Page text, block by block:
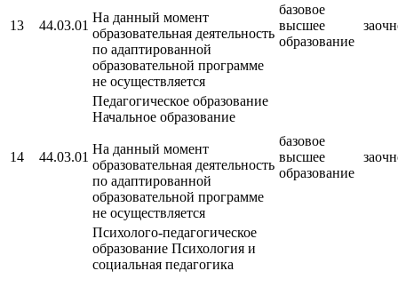
13 44.03.01
На данный момент
образовательная деятельность
по адаптированной
образовательной программе
не осуществляется
базовое
высшее
образование
14 44.03.01
Педагогическое образование
Начальное образование
На данный момент
образовательная деятельность
по адаптированной
образовательной программе
не осуществляется
базовое
высшее
образование
Психолого-педагогическое
образование Психология и
социальная педагогика